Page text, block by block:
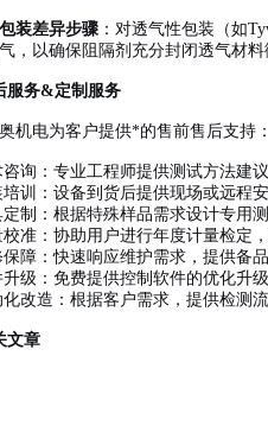
装差异步骤 ：对透气性包装（如
，以确保阻隔剂充分封闭透气材料
服务&定制服务
机电为客户提供*的售前售后支持：
咨询：专业工程师提供测试方法建
培训：设备到货后提供现场或远程
制：根据特殊样品需求设计专用
校准：协助用户进行年度计量检定
保障：快速响应维护需求，提供备
升级：免费提供控制软件的优化升
化改造：根据客户需求，提供检测
文章